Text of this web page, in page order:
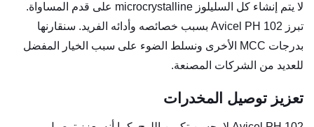
لا يتم إنشاء كل السليلوز microcrystalline على قدم المساواة.
تبرز Avicel PH 102 بسبب خصائصه وأدائه الفريد. سنقارنها
بدرجات MCC الأخرى ونسلط الضوء على سبب الخيار المفضل
للعديد من الشركات المصنعة.
تعزيز توصيل المخدرات